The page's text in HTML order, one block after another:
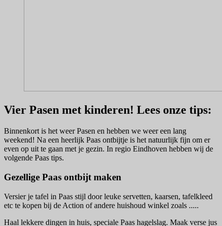
Vier Pasen met kinderen! Lees onze tips:
Binnenkort is het weer Pasen en hebben we weer een lang
weekend! Na een heerlijk Paas ontbijtje is het natuurlijk fijn om er
even op uit te gaan met je gezin. In regio Eindhoven hebben wij de
volgende Paas tips.
Gezellige Paas ontbijt maken
Versier je tafel in Paas stijl door leuke servetten, kaarsen, tafelkleed
etc te kopen bij de Action of andere huishoud winkel zoals .....
Haal lekkere dingen in huis, speciale Paas hagelslag. Maak verse jus